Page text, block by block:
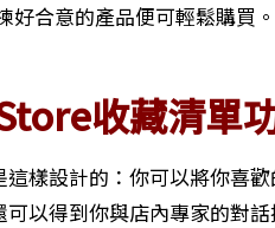
合意的產品便可輕鬆購買
收藏清單
樣設計的：你可以將你喜
以得到你與店內專家的對